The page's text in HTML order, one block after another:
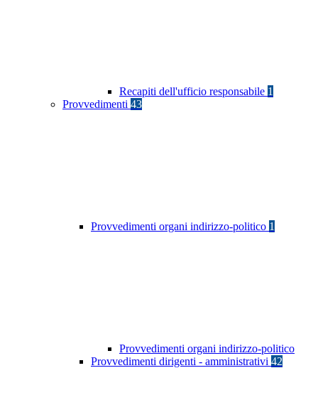
Recapiti dell'ufficio responsabile 1
Provvedimenti 43
Provvedimenti organi indirizzo-politico 1
Provvedimenti organi indirizzo-politico
Provvedimenti dirigenti - amministrativi 42